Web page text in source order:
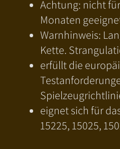
Achtung: nicht
Monaten
Warnhinweis:
Kette.
erfüllt die
eignet sich für
15225, 15025,